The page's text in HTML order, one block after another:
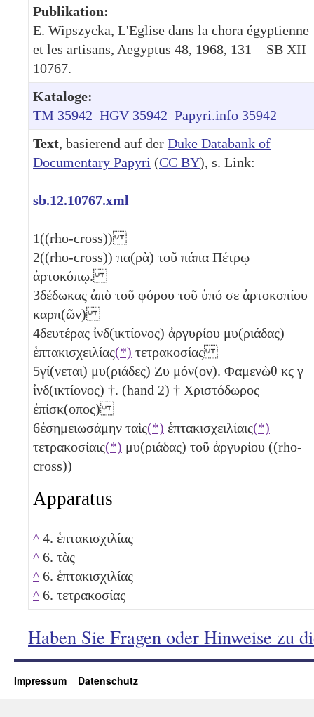
Publikation:
E. Wipszycka, L'Eglise dans la chora égyptienne
et les artisans, Aegyptus 48, 1968, 131 = SB XII
10767.
Kataloge:
TM 35942 HGV 35942 Papyri.info 35942
Text, basierend auf der Duke Databank of
Documentary Papyri (CC BY), s. Link:
sb.12.10767.xml
1((rho-cross))
2((rho-cross)) πα(ρὰ) τοῦ πάπα Πέτρῳ
ἀρτοκόπῳ.
3δέδωκας ἀπὸ τοῦ φόρου τοῦ ὑπό σε ἀρτοκοπίου
καρπ(ῶν)
4δευτέρας ἰνδ(ικτίονος) ἀργυρίου μυ(ριάδας)
ἑπτακισχειλίας(*) τετρακοσίας
5γί(νεται) μυ(ριάδες) Ζυ μόν(ον). Φαμενὼθ κϛ γ
ἰνδ(ικτίονος) †. (hand 2) † Χριστόδωρος
ἐπίσκ(οπος)
6ἐσημειωσάμην ταὶς(*) ἑπτακισχειλίαις(*)
τετρακοσίαις(*) μυ(ριάδας) τοῦ ἀργυρίου ((rho-
cross))
Apparatus
^ 4. ἑπτακισχιλίας
^ 6. τὰς
^ 6. ἑπτακισχιλίας
^ 6. τετρακοσίας
Haben Sie Fragen oder Hinweise zu
Impressum Datenschutz